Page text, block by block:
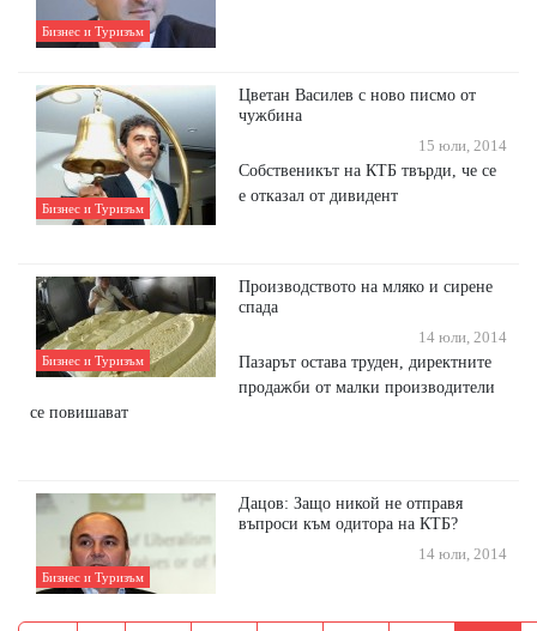
Бизнес и Туризъм
Бизнес и Туризъм
Цветан Василев с ново писмо от
чужбина
15 юли, 2014
Собственикът на КТБ твърди, че се
е отказал от дивидент
Бизнес и Туризъм
Производството на мляко и сирене
спада
14 юли, 2014
Пазарът остава труден, директните
продажби от малки производители
се повишават
Бизнес и Туризъм
Дацов: Защо никой не отправя
въпроси към одитора на КТБ?
14 юли, 2014